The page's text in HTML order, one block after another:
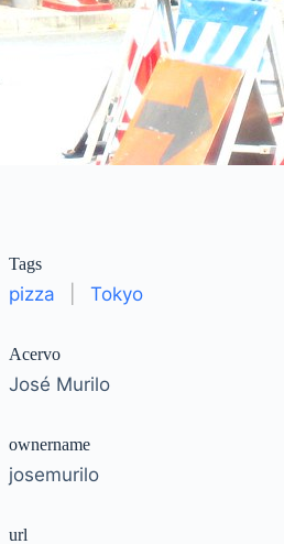
Tags
pizza Tokyo
Acervo
José Murilo
ownername
josemurilo
url